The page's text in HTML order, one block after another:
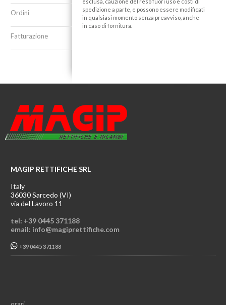
Ordini
Fatturazione
esclusa, cauzione del reso fuori uso e costi di
spedizione a parte, e possono essere modificati
in qualsiasi momento senza preavviso, anche
in caso di fornitura.
MAGIP RETTIFICHE SRL
Italy
36030 Sarcedo (VI)
via del Lavoro 11
tel: +39 0445 371188
email: info@magiprettifiche.com
+39 0445 371188